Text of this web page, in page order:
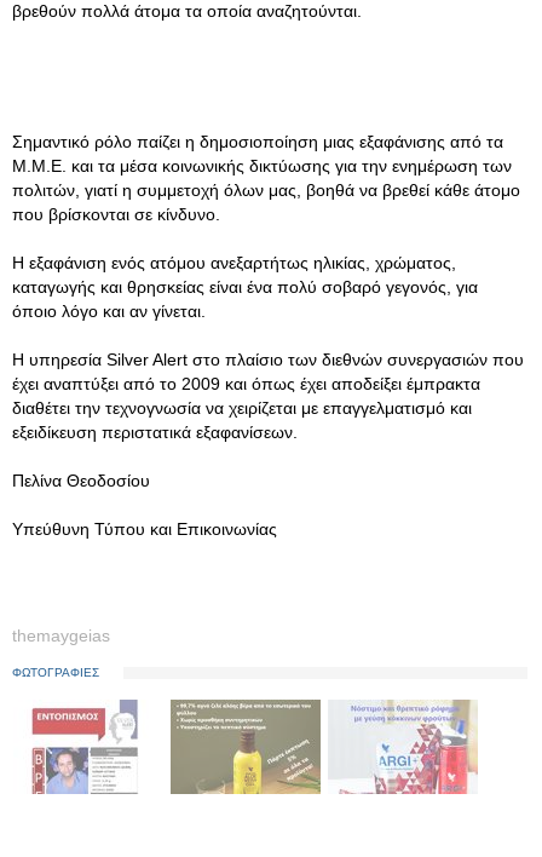
βρεθούν πολλά άτομα τα οποία αναζητούνται.
Σημαντικό ρόλο παίζει η δημοσιοποίηση μιας εξαφάνισης από τα
Μ.Μ.Ε. και τα μέσα κοινωνικής δικτύωσης για την ενημέρωση των
πολιτών, γιατί η συμμετοχή όλων μας, βοηθά να βρεθεί κάθε άτομο
που βρίσκονται σε κίνδυνο.
Η εξαφάνιση ενός ατόμου ανεξαρτήτως ηλικίας, χρώματος,
καταγωγής και θρησκείας είναι ένα πολύ σοβαρό γεγονός, για
όποιο λόγο και αν γίνεται.
Η υπηρεσία Silver Alert στο πλαίσιο των διεθνών συνεργασιών που
έχει αναπτύξει από το 2009 και όπως έχει αποδείξει έμπρακτα
διαθέτει την τεχνογνωσία να χειρίζεται με επαγγελματισμό και
εξειδίκευση περιστατικά εξαφανίσεων.
Πελίνα Θεοδοσίου
Υπεύθυνη Τύπου και Επικοινωνίας
themaygeias
ΦΩΤΟΓΡΑΦΙΕΣ